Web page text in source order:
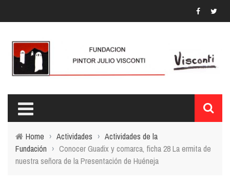
Home › Actividades › Actividades de la
Fundación › Conocer Guadix y comarca, ficha 28 La ermita de
nuestra señora de la Presentación de Huéneja